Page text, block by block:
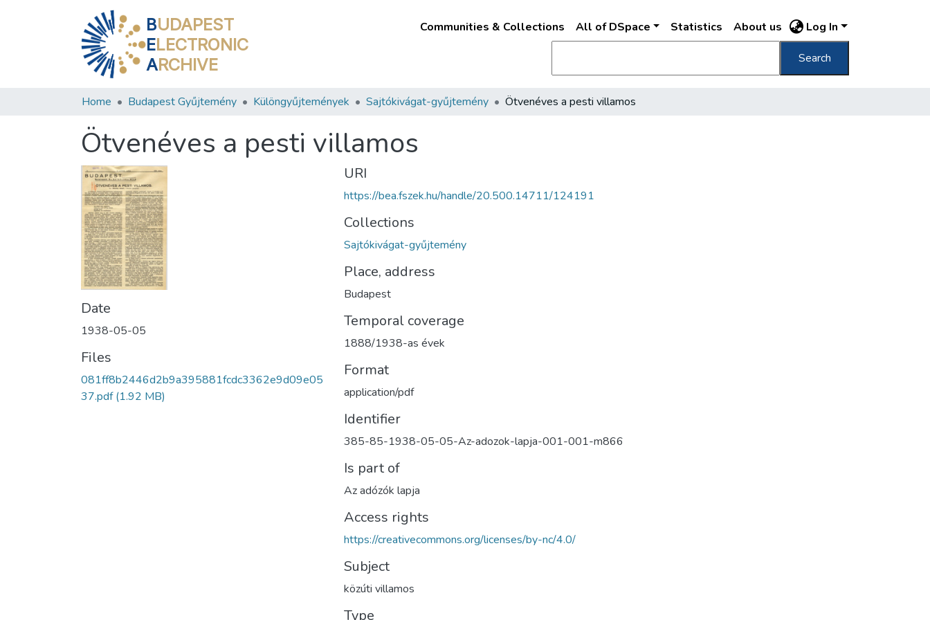
BUDAPEST
ELECTRONIC
ARCHIVE
Communities & Collections All of DSpace Statistics About us Log In
Search
Home Budapest Gyűjtemény Különgyűjtemények Sajtókivágat-gyűjtemény Ötvenéves a pesti villamos
Ötvenéves a pesti villamos
Date
1938-05-05
Files
081ff8b2446d2b9a395881fcdc3362e9d09e05
37.pdf(1.92 MB)
URI
https://bea.fszek.hu/handle/20.500.14711/124191
Collections
Sajtókivágat-gyűjtemény
Place, address
Budapest
Temporal coverage
1888/1938-as évek
Format
application/pdf
Identifier
385-85-1938-05-05-Az-adozok-lapja-001-001-m866
Is part of
Az adózók lapja
Access rights
https://creativecommons.org/licenses/by-nc/4.0/
Subject
közúti villamos
Type